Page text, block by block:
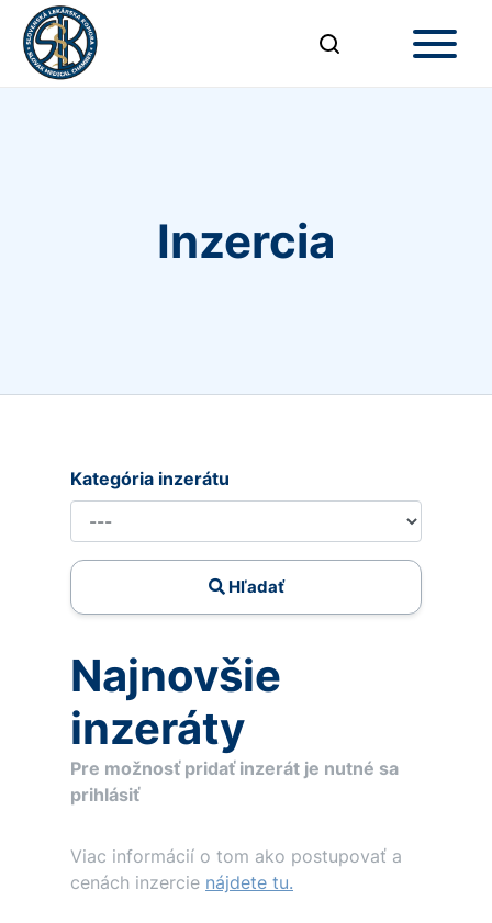
Inzercia
Kategória inzerátu
Hľadať
Najnovšie
inzeráty
Pre možnosť pridať inzerát je nutné sa
prihlásiť
Viac informácií o tom ako postupovať a
cenách inzercie nájdete tu.